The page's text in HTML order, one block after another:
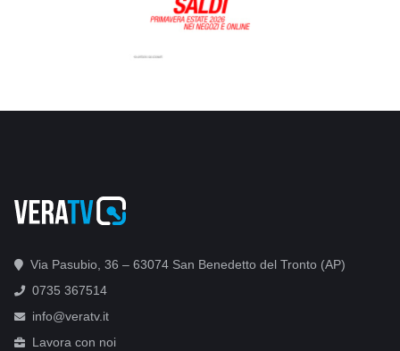
Via Pasubio, 36 – 63074 San Benedetto del Tronto (AP)
0735 367514
info@veratv.it
Lavora con noi